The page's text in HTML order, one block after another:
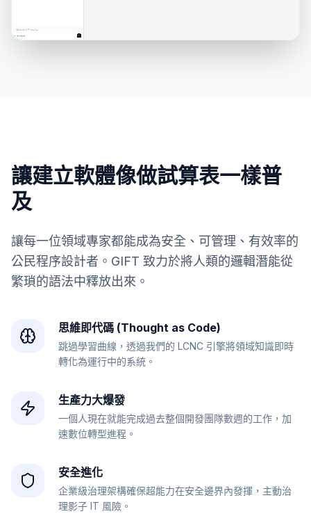
讓建立軟體像做試算表一樣普
及
讓每一位領域專家都能成為安全、可管理、有效率的
公民程序設計者。GIFT 致力於將人類的邏輯潛能從
繁瑣的語法中釋放出來。
思維即代碼 (Thought as Code)
跳過學習曲線，透過我們的 LCNC 引擎將領域知識即時
轉化為運行中的系統。
生產力大爆發
一個人現在就能完成過去整個開發團隊數週的工作，加
速數位轉型進程。
安全進化
企業級治理架構確保超能力在安全邊界內發揮，主動治
理影子 IT 風險。